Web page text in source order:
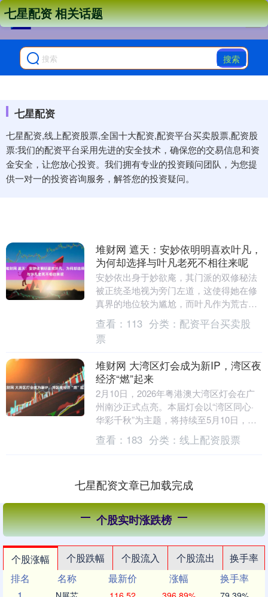
搜索
七星配资
七星配资,线上配资股票,全国十大配资,配资平台买卖股票,配资股
票:我们的配资平台采用先进的安全技术，确保您的交易信息和资
金安全，让您放心投资。我们拥有专业的投资顾问团队，为您提
供一对一的投资咨询服务，解答您的投资疑问。
七星配资 相关话题
堆财网 遮天：安妙依明明喜欢叶凡，
为何却选择与叶凡老死不相往来呢
安妙依出身于妙欲庵，其门派的双修秘法
被正统圣地视为旁门左道，这使得她在修
真界的地位较为尴尬，而叶凡作为荒古圣
体，肩负着特殊的使命和责任，他的修行
之路注定充满艰难....
查看： 113 分类： 配资平台买卖股
票
堆财网 大湾区灯会成为新IP，湾区夜
经济“燃”起来
2月10日，2026年粤港澳大湾区灯会在广
州南沙正式点亮。本届灯会以“湾区同心·
华彩千秋”为主题，将持续至5月10日，为
期90天。展期内，南沙区文化广电旅游体
育....
查看： 183 分类： 线上配资股票
七星配资文章已加载完成
个股实时涨跌榜
个股涨幅 个股跌幅 个股流入 个股流出
换手率
排名
名称 最新价 涨幅
换手率